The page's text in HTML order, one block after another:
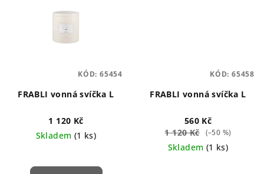
FRABLI vonná svíčka L
1 120 Kč
Skladem (1 ks)
KÓD: 65454
FRABLI vonná svíčka L
560 Kč
1 120 Kč
(–50 %)
Skladem (1 ks)
KÓD: 65458